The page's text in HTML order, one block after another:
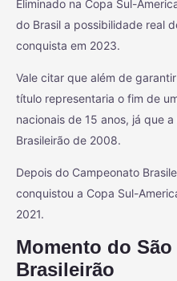
Eliminado na Copa Sul-
do Brasil a possibilidade real
conquista em 2023.
Vale citar que além de
título representaria o fim de
nacionais de 15 anos, já que
Brasileirão de 2008.
Depois do Campeonato
conquistou a Copa Sul-
2021.
Momento do
Brasileirão